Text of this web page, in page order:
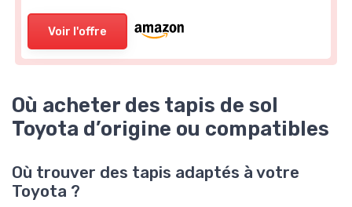
Voir l'offre
Où acheter des tapis de sol
Toyota d’origine ou compatibles
Où trouver des tapis adaptés à votre
Toyota ?